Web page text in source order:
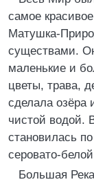
самое
Матушка-
существами.
маленькие и
цветы, трава,
сделала озёра
чистой водой.
становилась
серовато-
Большая